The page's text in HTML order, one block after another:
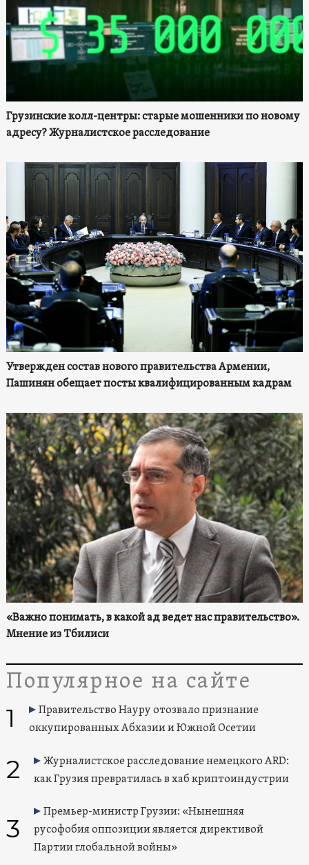
Грузинские колл-центры: старые мошенники по новому
адресу? Журналистское расследование
Утвержден состав нового правительства Армении,
Пашинян обещает посты квалифицированным кадрам
«Важно понимать, в какой ад ведет нас правительство».
Мнение из Тбилиси
Популярное на сайте
1
Правительство Науру отозвало признание
оккупированных Абхазии и Южной Осетии
2
Журналистское расследование немецкого ARD:
как Грузия превратилась в хаб криптоиндустрии
3
Премьер-министр Грузии: «Нынешняя
русофобия оппозиции является директивой
Партии глобальной войны»